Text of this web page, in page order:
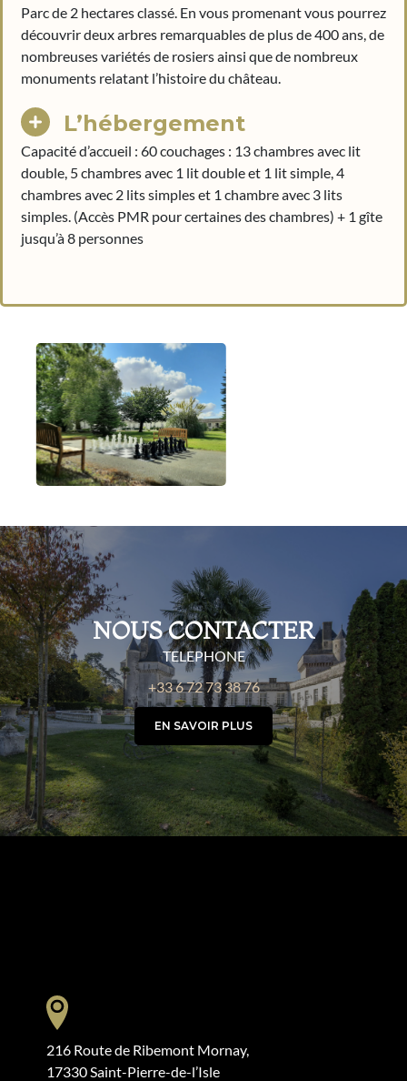
Parc de 2 hectares classé. En vous promenant vous pourrez
découvrir deux arbres remarquables de plus de 400 ans, de
nombreuses variétés de rosiers ainsi que de nombreux
monuments relatant l’histoire du château.
L’hébergement
Capacité d’accueil : 60 couchages : 13 chambres avec lit
double, 5 chambres avec 1 lit double et 1 lit simple, 4
chambres avec 2 lits simples et 1 chambre avec 3 lits
simples. (Accès PMR pour certaines des chambres) + 1 gîte
jusqu’à 8 personnes
NOUS CONTACTER
TELEPHONE
+33 6 72 73 38 76
EN SAVOIR PLUS
216 Route de Ribemont Mornay,
17330 Saint-Pierre-de-l’Isle